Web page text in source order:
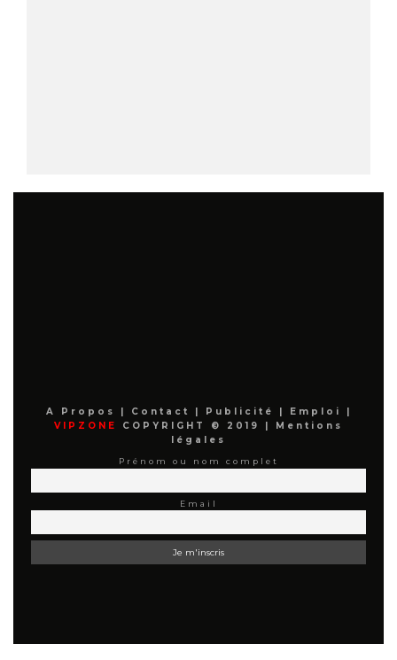
A Propos Contact Publicité Emploi
VIPZONE
COPYRIGHT © 2019 |
Mentions
légales
Prénom ou nom complet
Email